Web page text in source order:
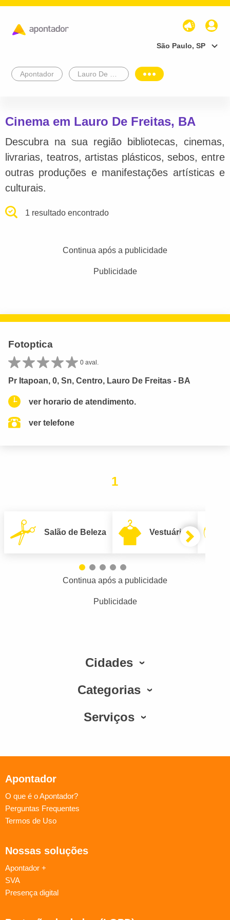
São Paulo, SP
Apontador
Cinema em Lauro De Freitas, BA
Descubra na sua região bibliotecas, cinemas,
livrarias, teatros, artistas plásticos, sebos, entre
outras produções e manifestações artísticas e
culturais.
1 resultado encontrado
Continua após a publicidade
Publicidade
Fotoptica
0 aval.
Pr Itapoan, 0, Sn, Centro, Lauro De Freitas - BA
ver horario de atendimento.
ver telefone
1
Salão de Beleza Vestuário
Continua após a publicidade
Publicidade
Cidades
Categorias
Serviços
Apontador
O que é o Apontador?
Perguntas Frequentes
Termos de Uso
Nossas soluções
Apontador +
SVA
Presença digital